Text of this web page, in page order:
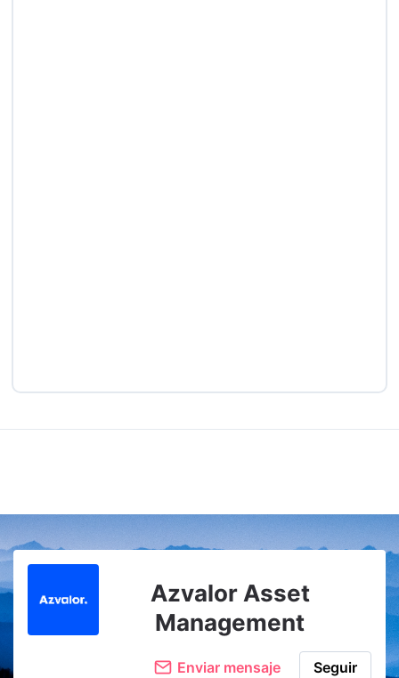
Azvalor Asset
Management
Enviar mensaje Seguir